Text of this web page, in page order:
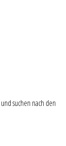
suchen nach den